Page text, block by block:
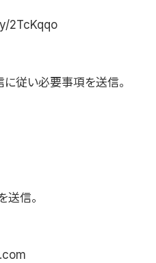
2TcKqqo
従い必要事項を送信。
信。